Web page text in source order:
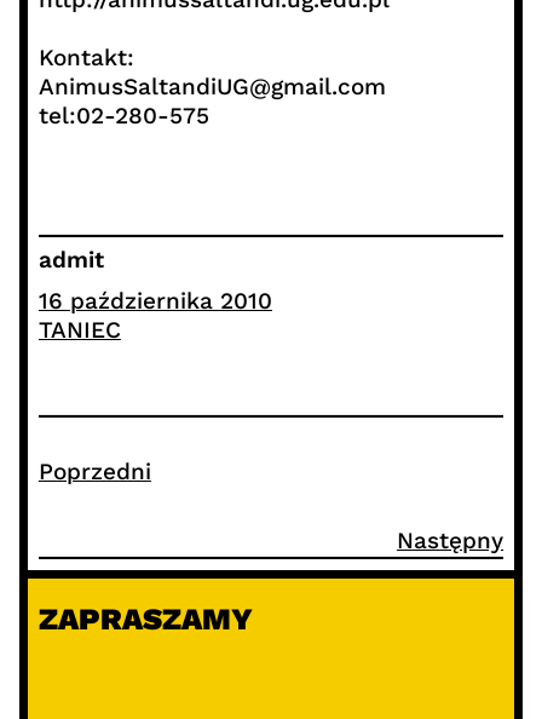
Kontakt:
AnimusSaltandiUG@gmail.com
tel:02-280-575
admit
16 października 2010
TANIEC
Poprzedni
Następny
ZAPRASZAMY